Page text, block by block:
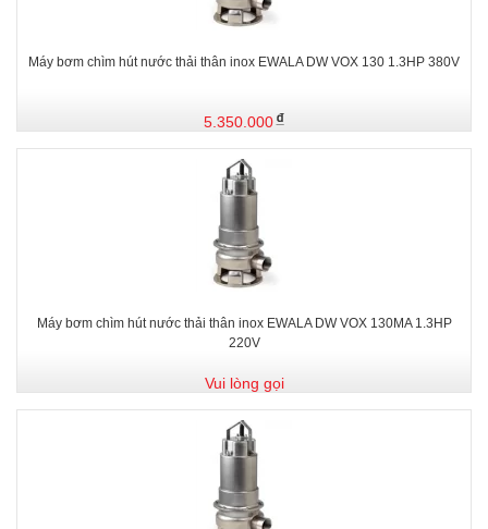
Máy bơm chìm hút nước thải thân inox EWALA DW VOX 130 1.3HP 380V
5.350.000
Máy bơm chìm hút nước thải thân inox EWALA DW VOX 130MA 1.3HP
220V
Vui lòng gọi